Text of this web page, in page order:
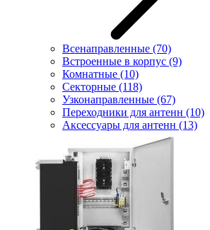
Всенаправленные (70)
Встроенные в корпус (9)
Комнатные (10)
Секторные (118)
Узконаправленные (67)
Переходники для антенн (10)
Аксессуары для антенн (13)